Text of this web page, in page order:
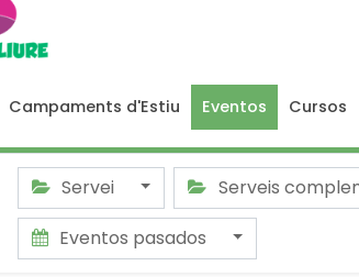
Campaments d'Estiu Eventos Cursos
Servei Serveis
Eventos pasados